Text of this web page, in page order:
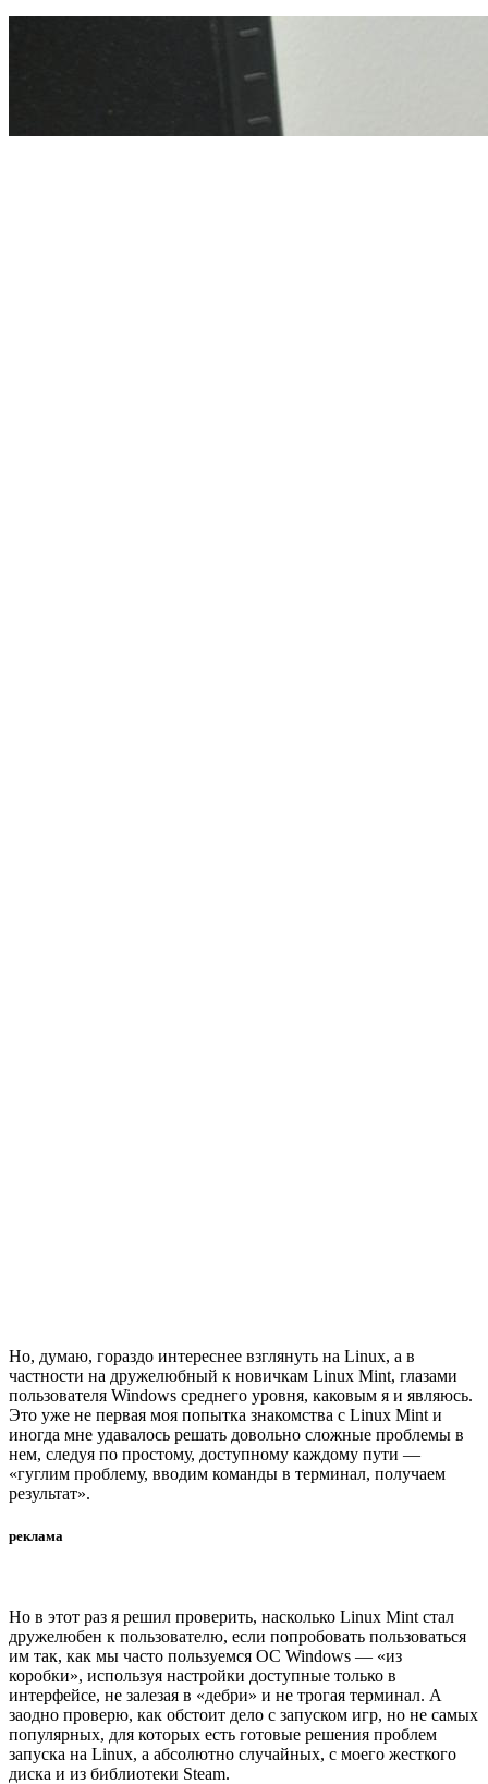
Но, думаю, гораздо интереснее взглянуть на Linux, а в
частности на дружелюбный к новичкам Linux Mint, глазами
пользователя Windows среднего уровня, каковым я и являюсь.
Это уже не первая моя попытка знакомства с Linux Mint и
иногда мне удавалось решать довольно сложные проблемы в
нем, следуя по простому, доступному каждому пути —
«гуглим проблему, вводим команды в терминал, получаем
результат».
реклама
Но в этот раз я решил проверить, насколько Linux Mint стал
дружелюбен к пользователю, если попробовать пользоваться
им так, как мы часто пользуемся ОС Windows — «из
коробки», используя настройки доступные только в
интерфейсе, не залезая в «дебри» и не трогая терминал. А
заодно проверю, как обстоит дело с запуском игр, но не самых
популярных, для которых есть готовые решения проблем
запуска на Linux, а абсолютно случайных, с моего жесткого
диска и из библиотеки Steam.